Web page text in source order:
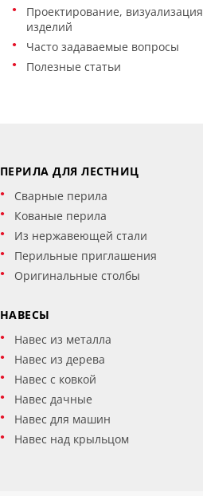
Проектирование, визуализация
изделий
Часто задаваемые вопросы
Полезные статьи
ПЕРИЛА ДЛЯ ЛЕСТНИЦ
Сварные перила
Кованые перила
Из нержавеющей стали
Перильные приглашения
Оригинальные столбы
НАВЕСЫ
Навес из металла
Навес из дерева
Навес с ковкой
Навес дачные
Навес для машин
Навес над крыльцом